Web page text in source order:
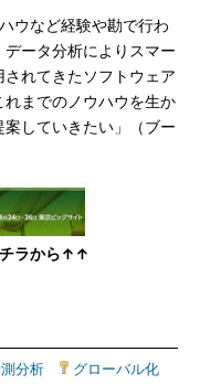
ウなど経験や勘で行わ
ータ分析によりスマー
されてきたソフトウェア
までのノウハウを生か
していきたい」（ブー
ラから↑↑
分析 グローバル化